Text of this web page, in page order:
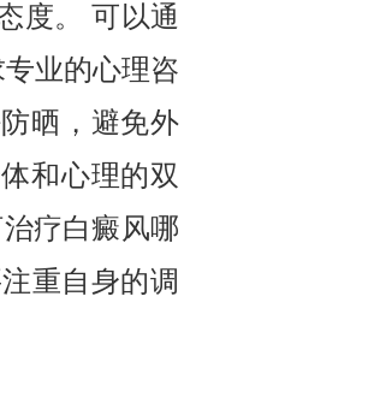
度。 可以通
业的心理咨
晒，避免外
和心理的双
疗白癜风哪
重自身的调